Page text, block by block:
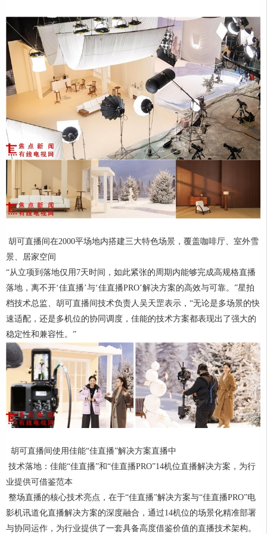
胡可直播间在2000平场地内搭建三大特色场景，覆盖咖啡厅、室外雪
景、居家空间
“从立项到落地仅用7天时间，如此紧张的周期内能够完成高规格直播
落地，离不开‘佳直播’与‘佳直播PRO’解决方案的高效与可靠。”星拍
档技术总监、胡可直播间技术负责人吴天罡表示，“无论是多场景的快
速适配，还是多机位的协同调度，佳能的技术方案都表现出了强大的
稳定性和兼容性。”
胡可直播间使用佳能“佳直播”解决方案直播中
技术落地：佳能“佳直播”和“佳直播PRO”14机位直播解决方案，为行
业提供可借鉴范本
整场直播的核心技术亮点，在于“佳直播”解决方案与“佳直播PRO”电
影机讯道化直播解决方案的深度融合，通过14机位的场景化精准部署
与协同运作，为行业提供了一套具备高度借鉴价值的直播技术架构。